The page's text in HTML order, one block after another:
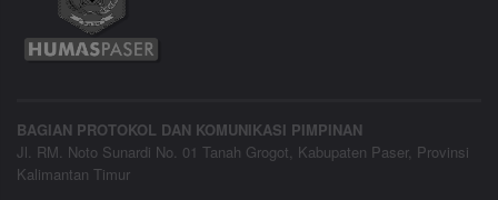
BAGIAN PROTOKOL DAN KOMUNIKASI PIMPINAN
Jl. RM. Noto Sunardi No. 01 Tanah Grogot, Kabupaten Paser, Provinsi
Kalimantan Timur